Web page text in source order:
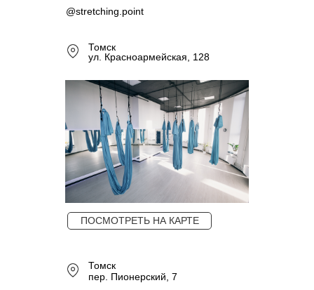
@stretching.point
ПОСМОТРЕТЬ НА КАРТЕ
Томск
пер. Пионерский, 7
ул. Красноармейская, 128
Томск